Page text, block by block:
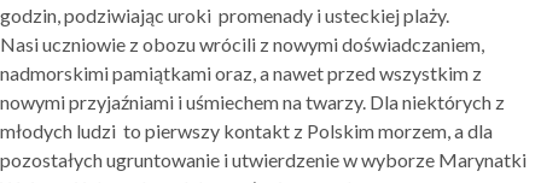
godzin, podziwiając uroki promenady i usteckiej plaży.
Nasi uczniowie z obozu wrócili z nowymi doświadczaniem,
nadmorskimi pamiątkami oraz, a nawet przed wszystkim z
nowymi przyjaźniami i uśmiechem na twarzy. Dla niektórych z
młodych ludzi to pierwszy kontakt z Polskim morzem, a dla
pozostałych ugruntowanie i utwierdzenie w wyborze Marynatki